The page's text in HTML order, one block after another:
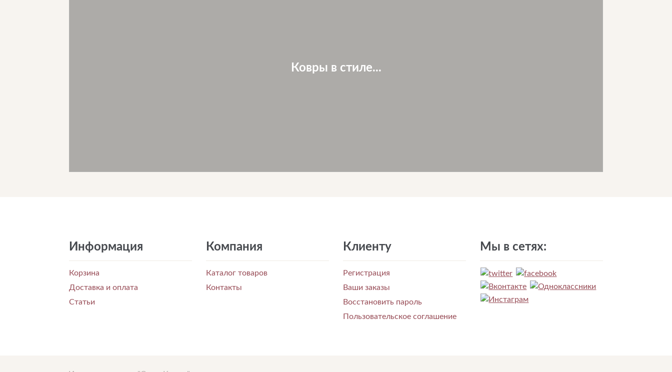
Ковры в стиле...
Информация
Корзина
Доставка и оплата
Статьи
Компания
Каталог товаров
Контакты
Клиенту
Регистрация
Ваши заказы
Восстановить пароль
Пользовательское соглашение
Мы в сетях: